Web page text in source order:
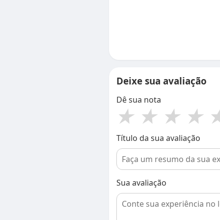
Deixe sua avaliação
Dê sua nota
★ ★ ★ ★
Título da sua avaliação
Sua avaliação